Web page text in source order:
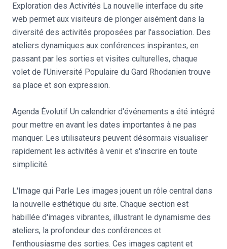
Exploration des Activités La nouvelle interface du site
web permet aux visiteurs de plonger aisément dans la
diversité des activités proposées par l'association. Des
ateliers dynamiques aux conférences inspirantes, en
passant par les sorties et visites culturelles, chaque
volet de l'Université Populaire du Gard Rhodanien trouve
sa place et son expression.
Agenda Évolutif Un calendrier d'événements a été intégré
pour mettre en avant les dates importantes à ne pas
manquer. Les utilisateurs peuvent désormais visualiser
rapidement les activités à venir et s'inscrire en toute
simplicité.
L'Image qui Parle Les images jouent un rôle central dans
la nouvelle esthétique du site. Chaque section est
habillée d'images vibrantes, illustrant le dynamisme des
ateliers, la profondeur des conférences et
l'enthousiasme des sorties. Ces images captent et